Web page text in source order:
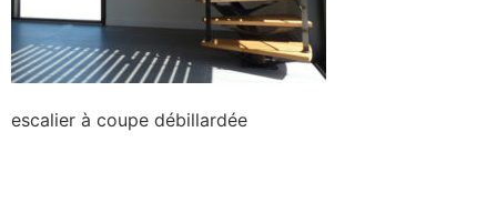
escalier à coupe débillardée